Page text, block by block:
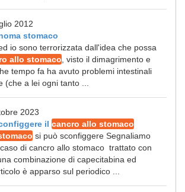
2012
stomaco
io sono terrorizzata dall'idea che possa
allo stomaco , visto il dimagrimento e
tempo fa ha avuto problemi intestinali
(che a lei ogni tanto ...
2023
il cancro allo stomaco
si può sconfiggere Segnaliamo
di cancro allo stomaco trattato con
combinazione di capecitabina ed
è apparso sul periodico ...